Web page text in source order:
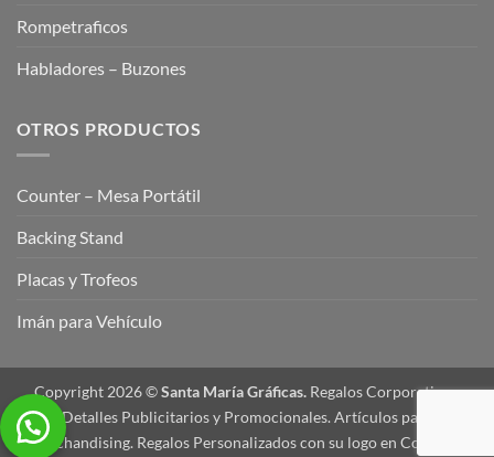
Rompetraficos
Habladores – Buzones
OTROS PRODUCTOS
Counter – Mesa Portátil
Backing Stand
Placas y Trofeos
Imán para Vehículo
Copyright 2026 ©Santa María Gráficas.Regalos Corporativos,
Detalles Publicitarios y Promocionales. Artículos para
Merchandising. Regalos Personalizados con su logo en Colombia